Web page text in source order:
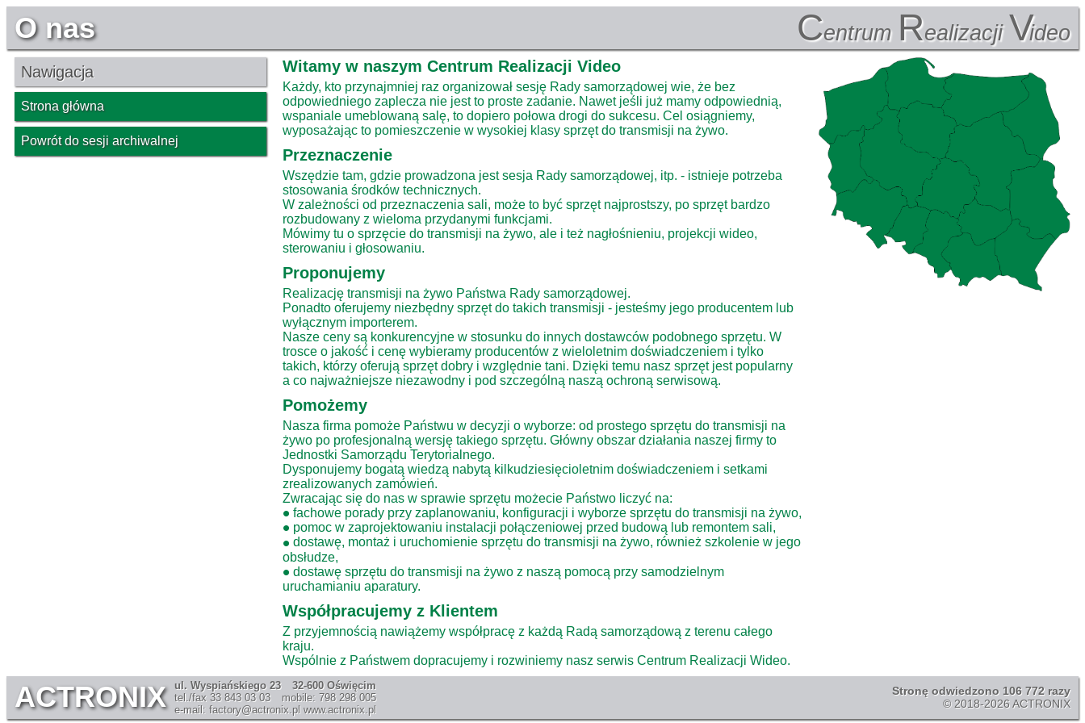
O nas Centrum Realizacji Video
Nawigacja
Strona główna
Powrót do sesji archiwalnej
Witamy w naszym Centrum Realizacji Video
Każdy, kto przynajmniej raz organizował sesję Rady samorządowej wie, że bez
odpowiedniego zaplecza nie jest to proste zadanie. Nawet jeśli już mamy odpowiednią,
wspaniale umeblowaną salę, to dopiero połowa drogi do sukcesu. Cel osiągniemy,
wyposażając to pomieszczenie w wysokiej klasy sprzęt do transmisji na żywo.
Przeznaczenie
Wszędzie tam, gdzie prowadzona jest sesja Rady samorządowej, itp. - istnieje potrzeba
stosowania środków technicznych.
W zależności od przeznaczenia sali, może to być sprzęt najprostszy, po sprzęt bardzo
rozbudowany z wieloma przydanymi funkcjami.
Mówimy tu o sprzęcie do transmisji na żywo, ale i też nagłośnieniu, projekcji wideo,
sterowaniu i głosowaniu.
Proponujemy
Realizację transmisji na żywo Państwa Rady samorządowej.
Ponadto oferujemy niezbędny sprzęt do takich transmisji - jesteśmy jego producentem lub
wyłącznym importerem.
Nasze ceny są konkurencyjne w stosunku do innych dostawców podobnego sprzętu. W
trosce o jakość i cenę wybieramy producentów z wieloletnim doświadczeniem i tylko
takich, którzy oferują sprzęt dobry i względnie tani. Dzięki temu nasz sprzęt jest popularny
a co najważniejsze niezawodny i pod szczególną naszą ochroną serwisową.
Pomożemy
Nasza firma pomoże Państwu w decyzji o wyborze: od prostego sprzętu do transmisji na
żywo po profesjonalną wersję takiego sprzętu. Główny obszar działania naszej firmy to
Jednostki Samorządu Terytorialnego.
Dysponujemy bogatą wiedzą nabytą kilkudziesięcioletnim doświadczeniem i setkami
zrealizowanych zamówień.
Zwracając się do nas w sprawie sprzętu możecie Państwo liczyć na:
• fachowe porady przy zaplanowaniu, konfiguracji i wyborze sprzętu do transmisji na żywo,
• pomoc w zaprojektowaniu instalacji połączeniowej przed budową lub remontem sali,
• dostawę, montaż i uruchomienie sprzętu do transmisji na żywo, również szkolenie w jego
obsłudze,
• dostawę sprzętu do transmisji na żywo z naszą pomocą przy samodzielnym
uruchamianiu aparatury.
Współpracujemy z Klientem
Z przyjemnością nawiążemy współpracę z każdą Radą samorządową z terenu całego
kraju.
Wspólnie z Państwem dopracujemy i rozwiniemy nasz serwis Centrum Realizacji Wideo.
ACTRONIX
ul. Wyspiańskiego 23
tel./fax 33 843 03 03
e-mail: factory@actronix.pl
32-600 Oświęcim
mobile: 798 298 005
www.actronix.pl
Stronę odwiedzono 106 772 razy
© 2018-2026 ACTRONIX